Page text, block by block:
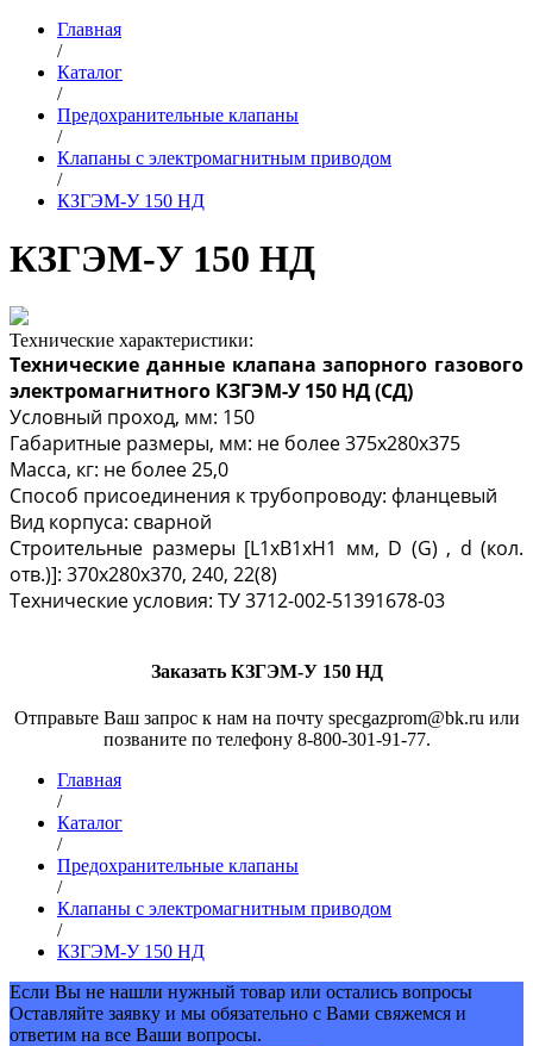
Главная
/
Каталог
/
Предохранительные клапаны
/
Клапаны c электромагнитным приводом
/
КЗГЭМ-У 150 НД
КЗГЭМ-У 150 НД
Технические характеристики:
Технические данные клапана запорного газового
электромагнитного КЗГЭМ-У 150 НД (СД)
Условный проход, мм: 150
Габаритные размеры, мм: не более 375х280х375
Масса, кг: не более 25,0
Способ присоединения к трубопроводу: фланцевый
Вид корпуса: сварной
Строительные размеры [L1xB1xH1 мм, D (G) , d (кол.
отв.)]: 370x280x370, 240, 22(8)
Технические условия: ТУ 3712-002-51391678-03
Заказать КЗГЭМ-У 150 НД
Отправьте Ваш запрос к нам на почту specgazprom@bk.ru или
позваните по телефону 8-800-301-91-77.
Главная
/
Каталог
/
Предохранительные клапаны
/
Клапаны c электромагнитным приводом
/
КЗГЭМ-У 150 НД
Если Вы не нашли нужный товар или остались вопросы
Оставляйте заявку и мы обязательно с Вами свяжемся и
ответим на все Ваши вопросы.